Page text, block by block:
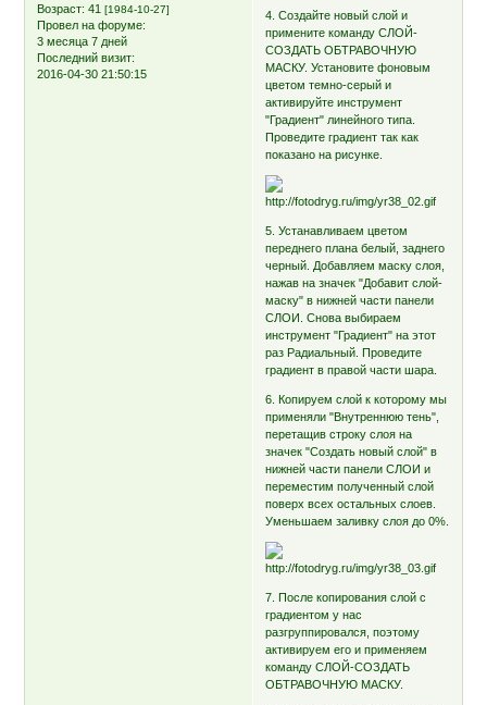
Возраст: 41[1984-10-27]
Провел на форуме:
3 месяца 7 дней
Последний визит:
2016-04-30 21:50:15
4. Создайте новый слой и
примените команду СЛОЙ-
СОЗДАТЬ ОБТРАВОЧНУЮ
МАСКУ. Установите фоновым
цветом темно-серый и
активируйте инструмент
"Градиент" линейного типа.
Проведите градиент так как
показано на рисунке.
5. Устанавливаем цветом
переднего плана белый, заднего
черный. Добавляем маску слоя,
нажав на значек "Добавит слой-
маску" в нижней части панели
СЛОИ. Снова выбираем
инструмент "Градиент" на этот
раз Радиальный. Проведите
градиент в правой части шара.
6. Копируем слой к которому мы
применяли "Внутреннюю тень",
перетащив строку слоя на
значек "Создать новый слой" в
нижней части панели СЛОИ и
переместим полученный слой
поверх всех остальных слоев.
Уменьшаем заливку слоя до 0%.
7. После копирования слой с
градиентом у нас
разгруппировался, поэтому
активируем его и применяем
команду СЛОЙ-СОЗДАТЬ
ОБТРАВОЧНУЮ МАСКУ.